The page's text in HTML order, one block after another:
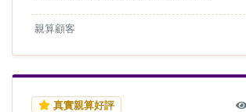
親算顧客
真實親算好評